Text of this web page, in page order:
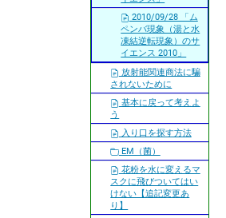
2010/09/28 「ム
ペンバ現象（湯と水
凍結逆転現象）のサ
イエンス 2010」
放射能関連商法に騙
されないために
基本に戻って考えよ
う
入り口を探す方法
EM（菌）
花粉を水に変えるマ
スクに飛びついてはい
けない【追記変更あ
り】